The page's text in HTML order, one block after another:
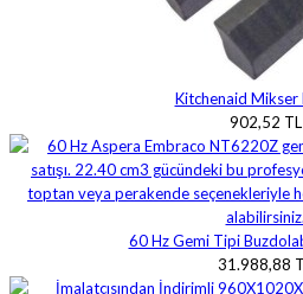
Kitchenaid Mikser
902,52 TL
60 Hz Gemi Tipi
31.988,88